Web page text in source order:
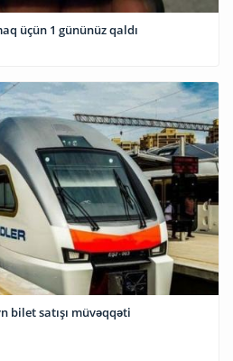
üçün 1 gününüz qaldı
bilet satışı müvəqqəti